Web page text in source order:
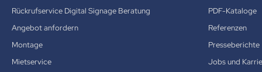
Rückrufservice Digital Signage Beratung
Angebot anfordern
Montage
Mietservice
PDF-Kataloge
Referenzen
Presseberichte
Jobs und